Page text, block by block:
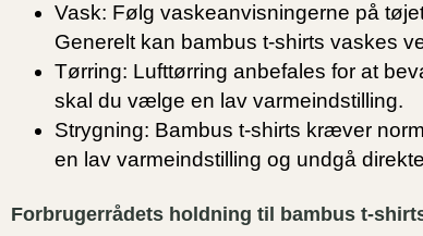
Vask: Følg vaskeanvisningerne på
Generelt kan bambus t-shirts vaskes
Tørring: Lufttørring anbefales for at
skal du vælge en lav varmeindstilling.
Strygning: Bambus t-shirts kræver
en lav varmeindstilling og undgå
Forbrugerrådets holdning til bambus t-